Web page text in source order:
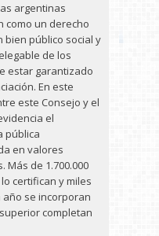
argentinas
como un derecho
público social y
de los
estar garantizado
En este
este Consejo y el
el
pública
en valores
Más de 1.700.000
certifican y miles
se incorporan
completan